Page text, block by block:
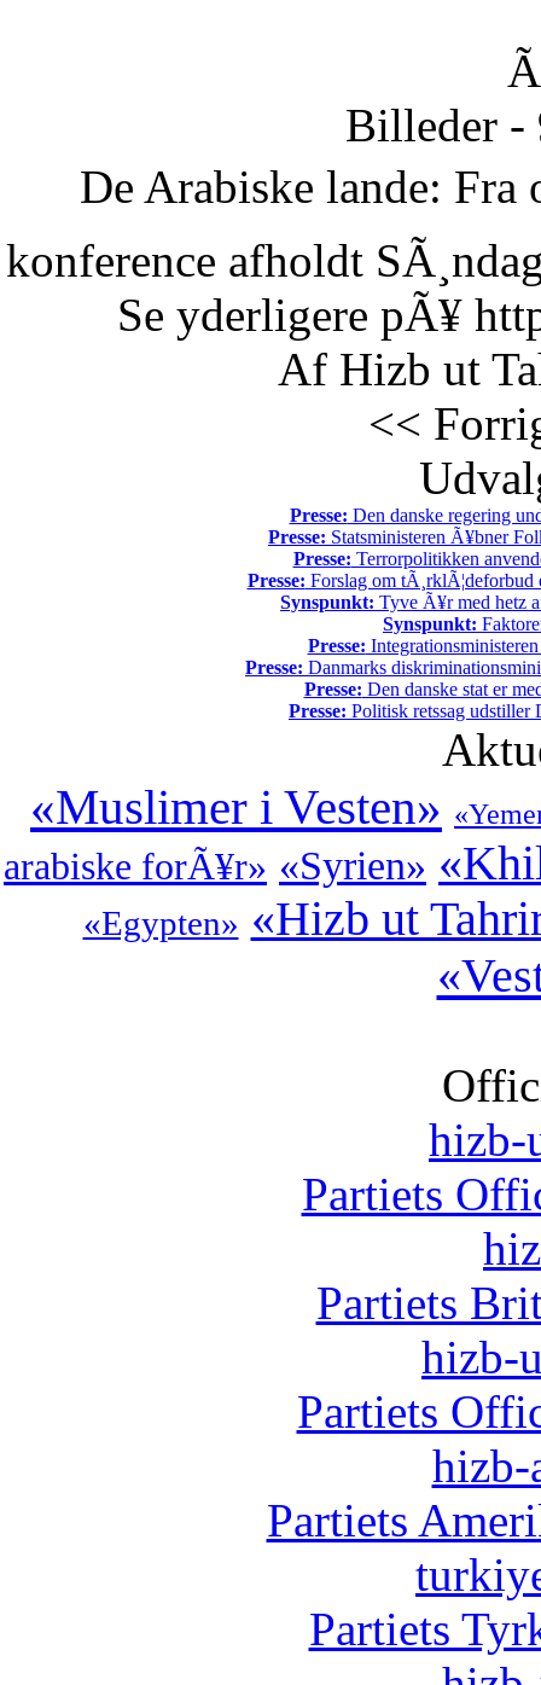
Billeder -
De Arabiske lande: Fra
konference afholdt
Se yderligere pÃ¥
Af Hizb ut
<<
Presse: Den danske regering
Presse: Statsministeren Ã¥bner
Presse: Terrorpolitikken
Presse: Forslag om tÃ¸rklÃ¦deforbud
Synspunkt: Tyve Ã¥r med hetz
Synspunkt:
Presse:
Presse: Danmarks
Presse: Den danske stat er
Presse: Politisk retssag udstiller
«Muslimer i Vesten»
arabiske forÃ¥r» «Syrien»
«Egypten» «Hizb ut
hizb-
Partiets
Partiets
hizb-
Partiets
hizb-
Partiets
Partiets